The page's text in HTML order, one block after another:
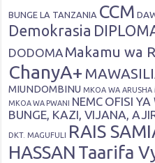
BUNGE LA TANZANIA CCM
Demokrasia
DODOMA Makamu wa
ChanyA+
MIUNDOMBINU MKOA WA ARUSHA
MKOA WA PWANI NEMC OFISI YA
BUNGE, KAZI, VIJANA,
DKT. MAGUFULI RAIS
HASSAN Taarifa